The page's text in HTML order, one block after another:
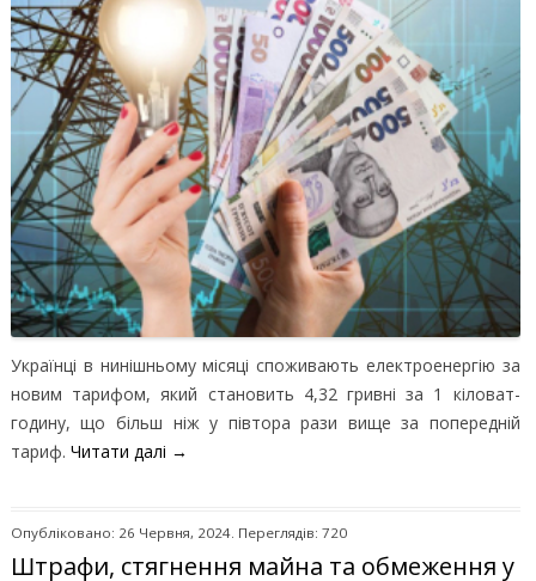
Українці в нинішньому місяці споживають електроенергію за
новим тарифом, який становить 4,32 гривні за 1 кіловат-
годину, що більш ніж у півтора рази вище за попередній
тариф. Читати далі →
Опубліковано: 26 Червня, 2024. Переглядів: 720
Штрафи, стягнення майна та обмеження у